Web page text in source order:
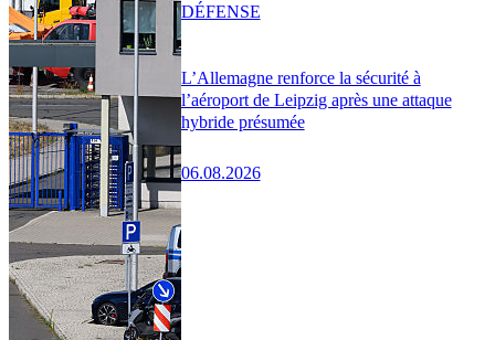
L’Allemagne renforce la sécurité à
l’aéroport de Leipzig après une attaque
hybride présumée
06.08.2026
DÉFENSE